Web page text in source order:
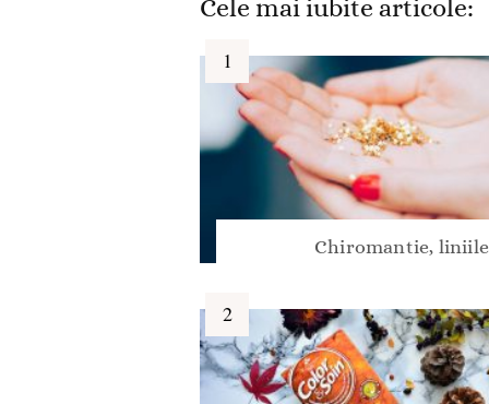
Cele mai iubite articole:
Chiromantie, liniile